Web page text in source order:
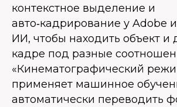
контекстное выделение и
авто‑кадрирование у Adobe
ИИ, чтобы находить объект и
кадре под разные
«Кинематографический
применяет машинное
автоматически переводить